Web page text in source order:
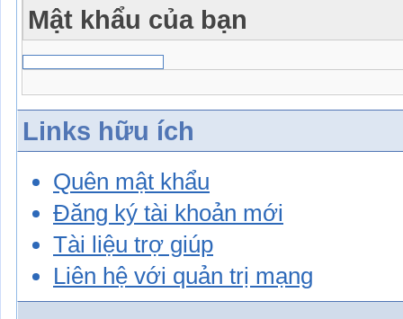
Mật khẩu của bạn
Links hữu ích
Quên mật khẩu
Đăng ký tài khoản mới
Tài liệu trợ giúp
Liên hệ với quản trị mạng